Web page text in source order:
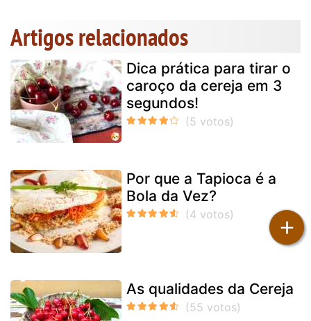
+
Artigos relacionados
Dica prática para tirar o
caroço da cereja em 3
segundos!
Por que a Tapioca é a
Bola da Vez?
As qualidades da Cereja